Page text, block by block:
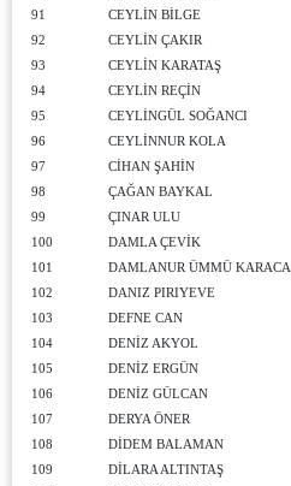
91
CEYLİN BİLGE
92
CEYLİN ÇAKIR
93
CEYLİN KARATAŞ
94
CEYLİN REÇİN
95
CEYLİNGÜL SOĞANCI
96
CEYLİNNUR KOLA
97
CİHAN ŞAHİN
98
ÇAĞAN BAYKAL
99
ÇINAR ULU
100
DAMLA ÇEVİK
101
DAMLANUR ÜMMÜ KARACA
102
DANIZ PIRIYEVE
103
DEFNE CAN
104
DENİZ AKYOL
105
DENİZ ERGÜN
106
DENİZ GÜLCAN
107
DERYA ÖNER
108
DİDEM BALAMAN
109
DİLARA ALTINTAŞ